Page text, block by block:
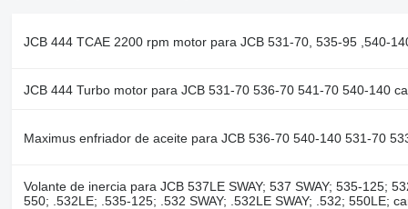
JCB 444 TCAE 2200 rpm motor para JCB 531-70, 535-95 ,540-
JCB 444 Turbo motor para JCB 531-70 536-70 541-70 540-140
Maximus enfriador de aceite para JCB 536-70 540-140 531-70
Volante de inercia para JCB 537LE SWAY; 537 SWAY; 535-125;
550; .532LE; .535-125; .532 SWAY; .532LE SWAY; .532; 550LE;